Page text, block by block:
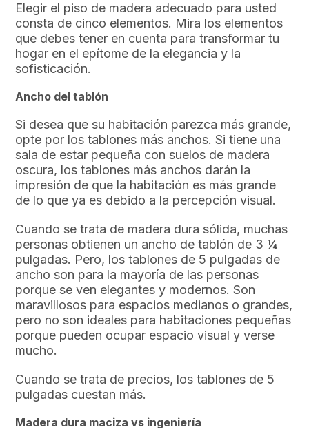
Elegir el piso de madera adecuado para usted
consta de cinco elementos. Mira los elementos
que debes tener en cuenta para transformar tu
hogar en el epítome de la elegancia y la
sofisticación.
Ancho del tablón
Si desea que su habitación parezca más grande,
opte por los tablones más anchos. Si tiene una
sala de estar pequeña con suelos de madera
oscura, los tablones más anchos darán la
impresión de que la habitación es más grande
de lo que ya es debido a la percepción visual.
Cuando se trata de madera dura sólida, muchas
personas obtienen un ancho de tablón de 3 ¼
pulgadas. Pero, los tablones de 5 pulgadas de
ancho son para la mayoría de las personas
porque se ven elegantes y modernos. Son
maravillosos para espacios medianos o grandes,
pero no son ideales para habitaciones pequeñas
porque pueden ocupar espacio visual y verse
mucho.
Cuando se trata de precios, los tablones de 5
pulgadas cuestan más.
Madera dura maciza vs ingeniería